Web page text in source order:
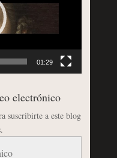
01:29
electrónico
suscribirte a este blog